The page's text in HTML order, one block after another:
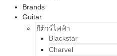
Brands
Guitar
กีต้าร์ไฟฟ้า
Blackstar
Charvel